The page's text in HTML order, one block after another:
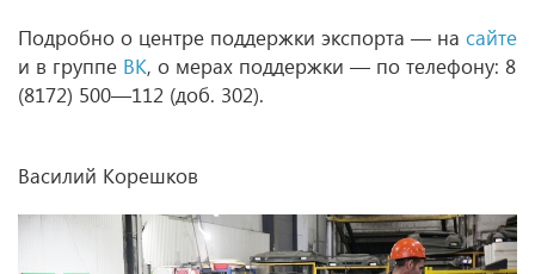
Подробно о центре поддержки экспорта — на сайте
и в группе ВК, о мерах поддержки — по телефону: 8
(8172) 500—112 (доб. 302).
Василий Корешков